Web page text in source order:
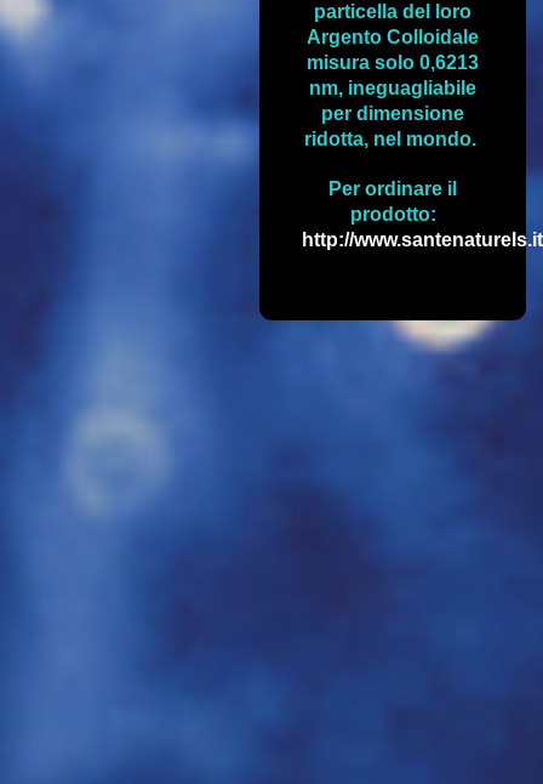
particella del loro
Argento Colloidale
misura solo 0,6213
nm, ineguagliabile
per dimensione
ridotta, nel mondo.
Per ordinare il
prodotto:
http://